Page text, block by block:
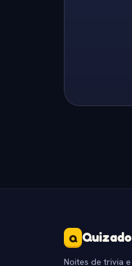
Q Quizado
Noites de trivia e